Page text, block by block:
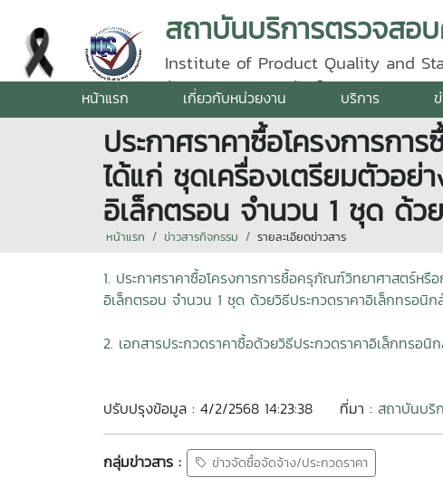
Institute of Product Quality and
รัตนราชสุดา | โทรศัพท์ 0 5387 5640
หน้าแรก เกี่ยวกับหน่วยงาน บริการ
ประกาศราคาซื้อโครงการก
ได้แก่ ชุดเครื่องเตรียมตัวอ
อิเล็กตรอน จำนวน 1 ชุด ด้ว
หน้าแรก ข่าวสารกิจกรรม รายละเอียดข่าวสาร
1. ประกาศราคาซื้อโครงการการซื้อครุภัณฑ์วิทยาศาสตร์ห
อิเล็กตรอน จำนวน 1 ชุด ด้วยวิธีประกวดราคาอิเล็กทรอนิ
2. เอกสารประกวดราคาซื้อด้วยวิธีประกวดราคาอิเล็กทรอ
ปรับปรุงข้อมูล : 4/2/2568 14:23:38 ที่มา : สถาบันบริ
กลุ่มข่าวสาร : ข่าวจัดซื้อจัดจ้าง/ประกวดราคา